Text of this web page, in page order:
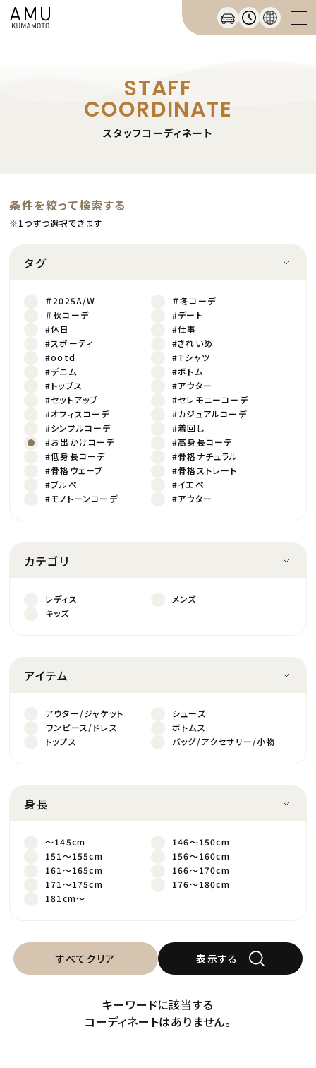
STAFF
COORDINATE
スタッフコーディネート
条件を絞って検索する
※1つずつ選択できます
タグ
＃2025A/W
＃冬コーデ
＃秋コーデ
#デート
#休日
#仕事
#スポーティ
#きれいめ
#ootd
#Tシャツ
#デニム
#ボトム
#トップス
#アウター
#セットアップ
#セレモニーコーデ
#オフィスコーデ
#カジュアルコーデ
#シンプルコーデ
#着回し
#お出かけコーデ
#高身長コーデ
#低身長コーデ
#骨格ナチュラル
#骨格ウェーブ
#骨格ストレート
#ブルべ
#イエベ
#モノトーンコーデ
#アウター
カテゴリ
レディス
メンズ
キッズ
アイテム
アウター/ジャケット
シューズ
ワンピース/ドレス
ボトムス
トップス
バッグ/アクセサリー/小物
身長
～145cm
146～150cm
151～155cm
156～160cm
161～165cm
166～170cm
171～175cm
176～180cm
181cm～
すべてクリア 表示する
キーワードに該当する
コーディネートはありません。